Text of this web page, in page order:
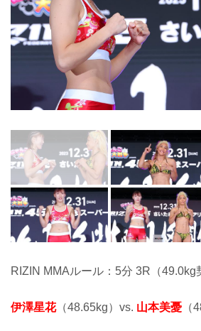
RIZIN MMAルール：5分 3R（49.0kg
伊澤星花（48.65kg）vs. 山本美憂 （